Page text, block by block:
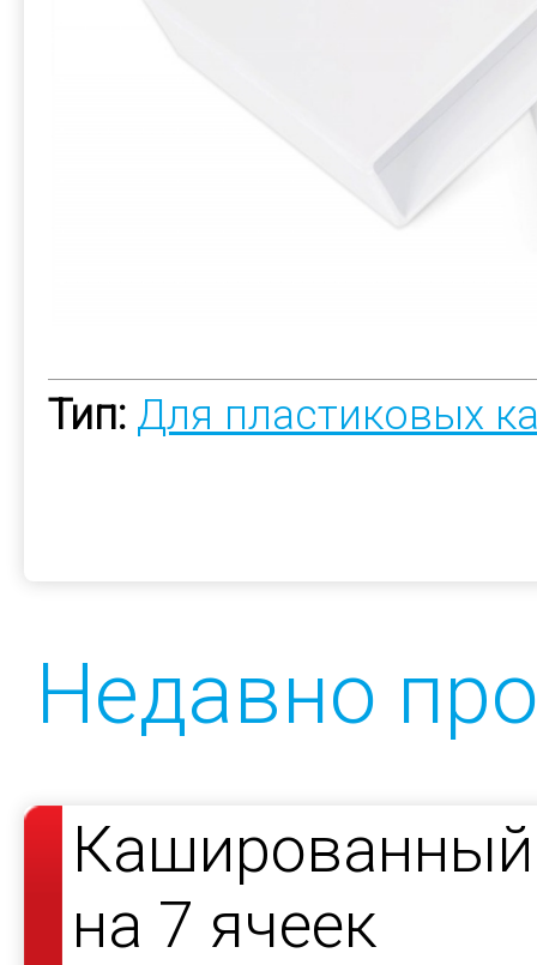
Тип: Для пластиковых
Недавно
Кашированный
на 7 ячеек